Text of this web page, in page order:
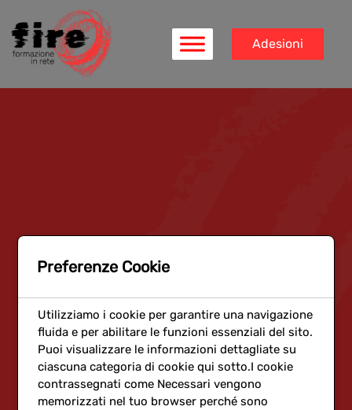
Adesioni
Preferenze Cookie
Utilizziamo i cookie per garantire una navigazione
fluida e per abilitare le funzioni essenziali del sito.
Puoi visualizzare le informazioni dettagliate su
ciascuna categoria di cookie qui sotto.I cookie
contrassegnati come Necessari vengono
memorizzati nel tuo browser perché sono